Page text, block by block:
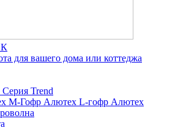
для вашего дома или коттеджа
Серия Trend
M-Гофр Алютех L-гофр Алютех